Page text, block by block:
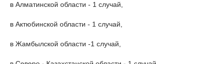
в Алматинской области - 1 случай,
в Актюбинской области - 1 случай,
в Жамбылской области -1 случай,